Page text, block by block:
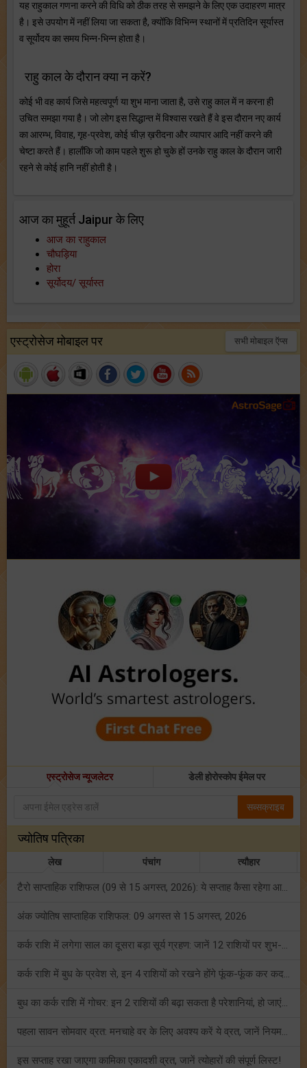
यह राहुकाल गणना करने की विधि को ठीक तरह से समझने के लिए एक उदाहरण मात्र
है। इसे उपयोग में नहीं लिया जा सकता है, क्योंकि विभिन्न स्थानों में प्रतिदिन सूर्यास्त
व सूर्योदय का समय भिन्न-भिन्न होता है।
राहु काल के दौरान क्या न करें?
कोई भी वह कार्य जिसे महत्वपूर्ण या शुभ माना जाता है, उसे राहु काल में न करना ही
उचित समझा गया है। जो लोग इस सिद्धान्त में विश्वास रखते हैं वे इस दौरान नए कार्य
का आरम्भ, विवाह, गृह-प्रवेश, कोई चीज़ ख़रीदना और व्यापार आदि नहीं करने की
चेष्टा करते हैं। हालाँकि जो काम पहले शुरू हो चुके हों उनके राहु काल के दौरान जारी
रहने से कोई हानि नहीं होती है।
आज का मुहूर्त Jaipur के लिए
आज का राहुकाल
चौघड़िया
होरा
सूर्योदय/ सूर्यास्त
एस्ट्रोसेज मोबाइल पर सभी मोबाइल ऍप्स
एस्ट्रोसेज न्यूजलेटर डेली होरोस्कोप ईमेल पर
सब्सक्राइब
ज्योतिष पत्रिका
लेख पंचांग त्यौहार
टैरो साप्ताहिक राशिफल (09 से 15 अगस्त, 2026): ये सप्ताह कैसा रहेगा आपके लिए? जानें!
अंक ज्योतिष साप्ताहिक राशिफल: 09 अगस्त से 15 अगस्त, 2026
कर्क राशि में लगेगा साल का दूसरा बड़ा सूर्य ग्रहण: जानें 12 राशियों पर शुभ-अशुभ प्रभाव!
कर्क राशि में बुध के प्रवेश से, इन 4 राशियों को रखने होंगे फूंक-फूंक कर कदम!
बुध का कर्क राशि में गोचर: इन 2 राशियों की बढ़ा सकता है परेशानियां, हो जाएं सावधान!
पहला सावन सोमवार व्रत: मनचाहे वर के लिए अवश्य करें ये व्रत, जानें नियम एवं पूजा विधि!
इस सप्ताह रखा जाएगा कामिका एकादशी व्रत, जानें त्योहारों की संपूर्ण लिस्ट!